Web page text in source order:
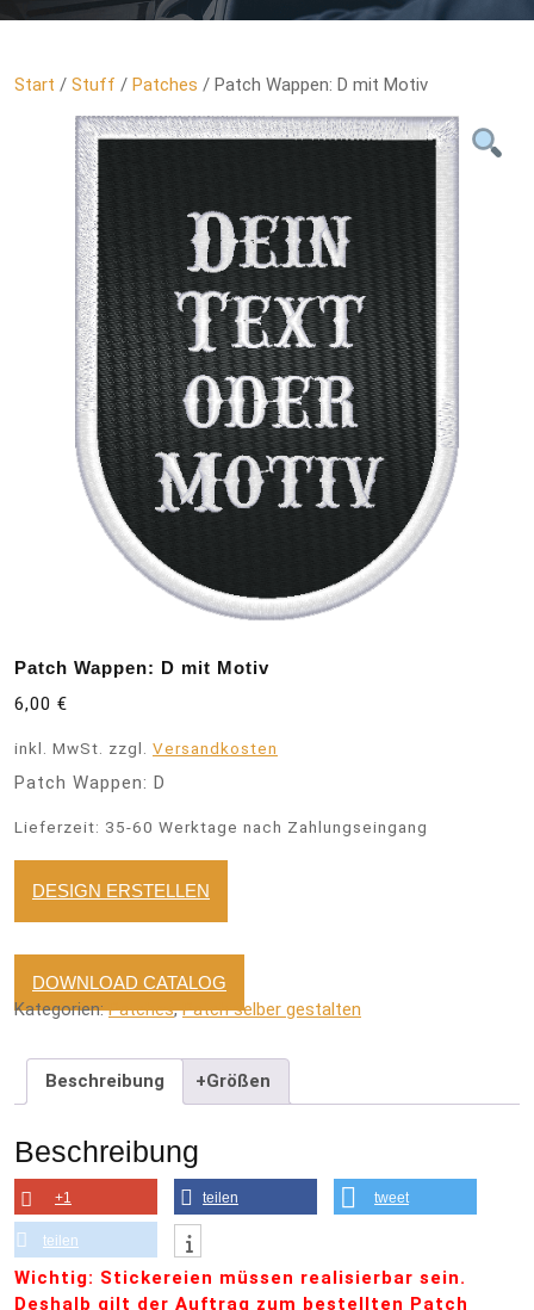
Start / Stuff / Patches / Patch Wappen: D mit Motiv
Patch Wappen: D mit Motiv
6,00 €
inkl. MwSt. zzgl. Versandkosten
Patch Wappen: D
Lieferzeit: 35-60 Werktage nach Zahlungseingang
DESIGN ERSTELLEN
DOWNLOAD CATALOG
Kategorien:Patches,Patch selber gestalten
Beschreibung +Größen
Beschreibung
+1 teilen tweet
teilen
Wichtig: Stickereien müssen realisierbar sein.
Deshalb gilt der Auftrag zum bestellten Patch